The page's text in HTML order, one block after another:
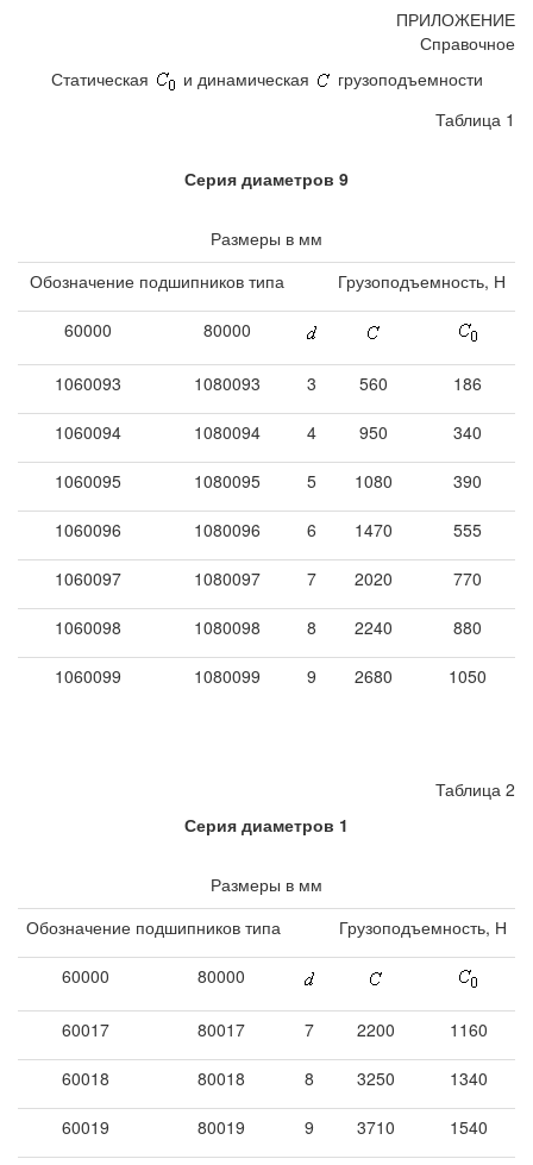
ПРИЛОЖЕНИЕ
Справочное
Статическая
и динамическая
грузоподъемности
Таблица 1
Серия диаметров 9
Размеры в мм
Обозначение подшипников типа
Грузоподъемность, Н
60000 80000
1060093 1080093 3 560 186
1060094 1080094 4 950 340
1060095 1080095 5 1080 390
1060096 1080096 6 1470 555
1060097 1080097 7 2020 770
1060098 1080098 8 2240 880
1060099 1080099 9 2680 1050
Таблица 2
Серия диаметров 1
Размеры в мм
Обозначение подшипников типа
Грузоподъемность, Н
60000 80000
60017 80017 7 2200 1160
60018 80018 8 3250 1340
60019 80019 9 3710 1540